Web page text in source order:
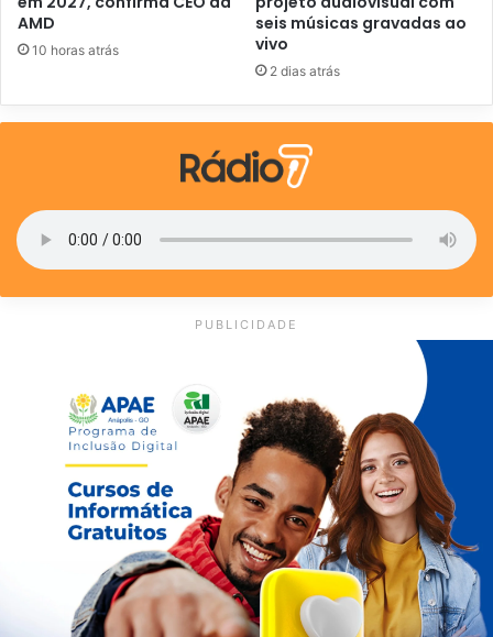
AMD
10 horas atrás
seis músicas gravadas ao
vivo
2 dias atrás
PUBLICIDADE